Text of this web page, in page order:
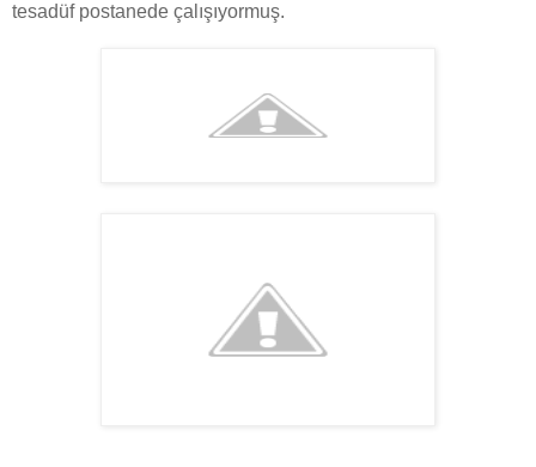
tesadüf postanede çalışıyormuş.